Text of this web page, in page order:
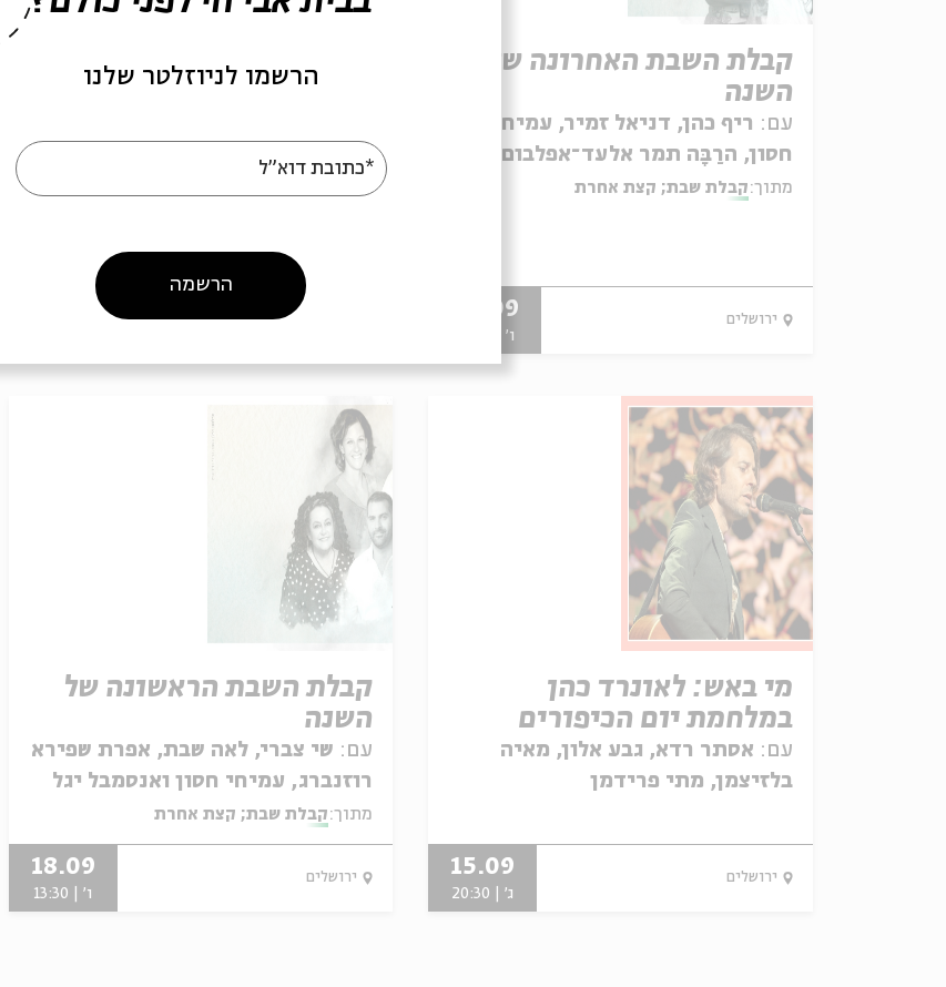
קבלת השבת האחרונה של
השנה
עם: ריף כהן, דניאל זמיר, עמיחי
חסון, הרַבָּה תמר אלעד־אפלבום
ואנסמבל יגל הרוש
מתוך: קבלת שבת; קצת אחרת
ירושלים 04.09
ו' | 13:30
מֵאַיִן: מסע לילי בעקבות
תהילים
ליניק, דניאל עברין, מעין דוארי,
שרון כהן, טלי גולדברג, מעיין
עמיחי חסון
10-17.9
מי באש: לאונרד כהן
במלחמת יום הכיפורים
עם: אסתר רדא, גבע אלון, מאיה
בלזיצמן, מתי פרידמן
ירושלים 15.09
ג' | 20:30
קבלת השבת הראשונה של
השנה
עם: שי צברי, לאה שבת, אפרת שפירא
רוזנברג, עמיחי חסון ואנסמבל יגל
הרוש
מתוך: קבלת שבת; קצת אחרת
ירושלים 18.09
ו' | 13:30
הרשמו לניוזלטר שלנו
*כתובת דוא"ל
הרשמה